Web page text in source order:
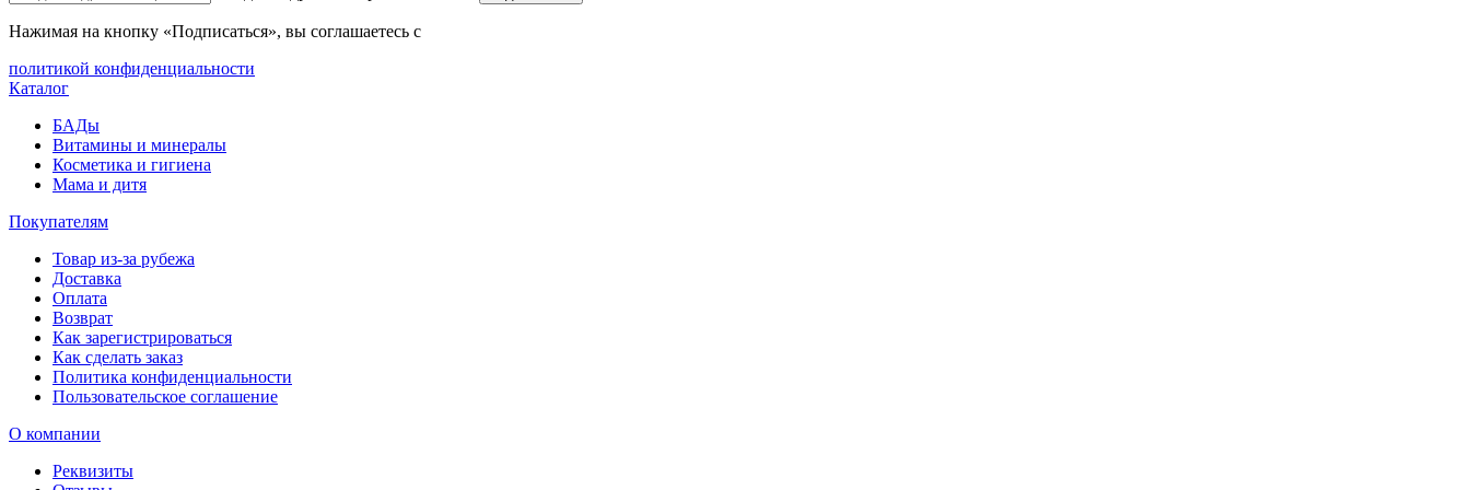
Нажимая на кнопку «Подписаться», вы соглашаетесь с
политикой конфиденциальности
Каталог
БАДы
Витамины и минералы
Косметика и гигиена
Мама и дитя
Покупателям
Товар из-за рубежа
Доставка
Оплата
Возврат
Как зарегистрироваться
Как сделать заказ
Политика конфиденциальности
Пользовательское соглашение
О компании
Реквизиты